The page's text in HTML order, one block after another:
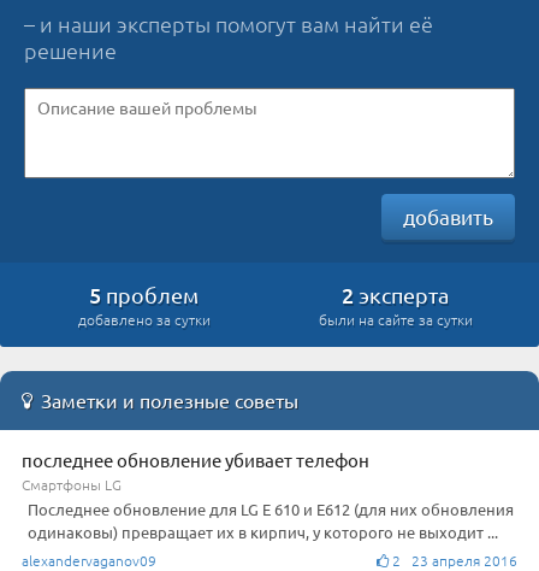
– и наши эксперты помогут вам найти её
решение
добавить
5 проблем
добавлено за сутки
2 эксперта
были на сайте за сутки
Заметки и полезные советы
последнее обновление убивает телефон
Смартфоны LG
Последнее обновление для LG E 610 и E612 (для них обновления
одинаковы) превращает их в кирпич, у которого не выходит ...
alexandervaganov09 2 23 апреля 2016